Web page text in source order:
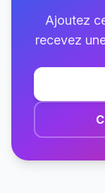
Ajoutez
recevez